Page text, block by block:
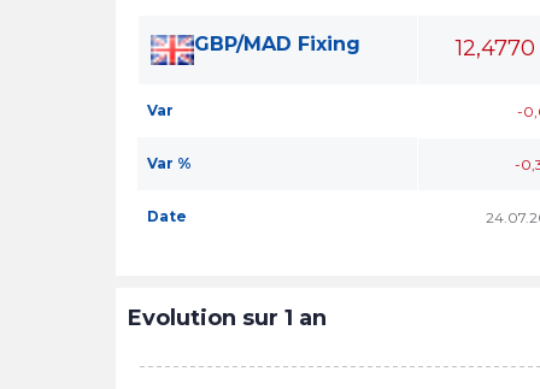
GBP/MAD Fixing 12,4770
Var -
Var % -
Date
Evolution sur 1 an